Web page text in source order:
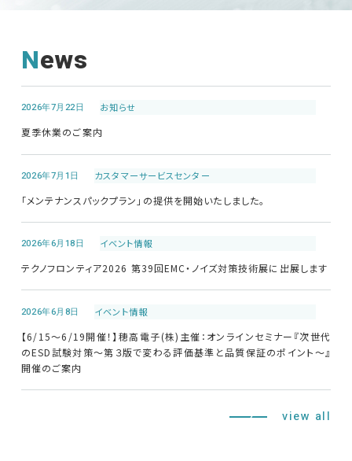
News
2026年7月22日 お知らせ
夏季休業のご案内
2026年7月1日 カスタマーサービスセンター
「メンテナンスパックプラン」の提供を開始いたしました。
2026年6月18日 イベント情報
テクノフロンティア2026 第39回EMC・ノイズ対策技術展に出展します
2026年6月8日 イベント情報
【6/15～6/19開催！】穂高電子(株)主催：オンラインセミナー『次世代
のESD試験対策～第３版で変わる評価基準と品質保証のポイント～』
開催のご案内
view all